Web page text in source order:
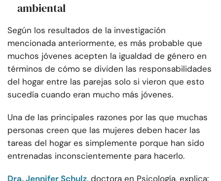
ambiental
Según los resultados de la investigación
mencionada anteriormente, es más probable que
muchos jóvenes acepten la igualdad de género en
términos de cómo se dividen las responsabilidades
del hogar entre las parejas solo si vieron que esto
sucedía cuando eran mucho más jóvenes.
Una de las principales razones por las que muchas
personas creen que las mujeres deben hacer las
tareas del hogar es simplemente porque han sido
entrenadas inconscientemente para hacerlo.
Dra. Jennifer Schulz, doctora en Psicología, explica: